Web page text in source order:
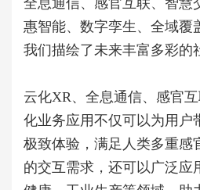
全息通信、感官互联、智慧
惠智能、数字孪生、全域覆
我们描绘了未来丰富多彩的
云化XR、全息通信、感官
化业务应用不仅可以为用户
极致体验，满足人类多重感
的交互需求，还可以广泛应